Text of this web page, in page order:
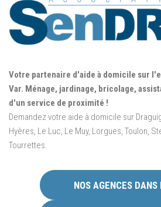
Votre partenaire d'aide à domicile sur
Var. Ménage, jardinage, bricolage,
d'un service de proximité !
Demandez votre aide à domicile sur
Hyères, Le Luc, Le Muy, Lorgues, Toulon,
Tourrettes.
NOS AGENCES DANS